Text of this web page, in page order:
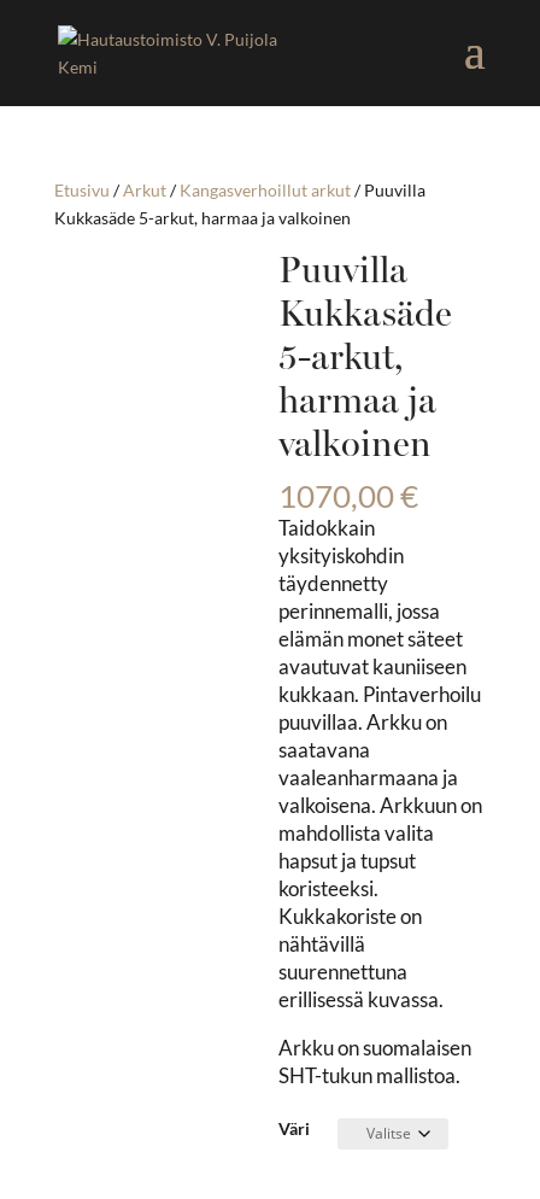
Etusivu /Arkut/Kangasverhoillut arkut/ Puuvilla
Kukkasäde 5-arkut, harmaa ja valkoinen
Puuvilla
Kukkasäde
5-arkut,
harmaa ja
valkoinen
1070,00€
Taidokkain
yksityiskohdin
täydennetty
perinnemalli, jossa
elämän monet säteet
avautuvat kauniiseen
kukkaan. Pintaverhoilu
puuvillaa. Arkku on
saatavana
vaaleanharmaana ja
valkoisena. Arkkuun on
mahdollista valita
hapsut ja tupsut
koristeeksi.
Kukkakoriste on
nähtävillä
suurennettuna
erillisessä kuvassa.
Arkku on suomalaisen
SHT-tukun mallistoa.
Väri